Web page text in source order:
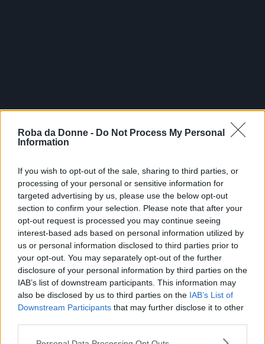
Roba da Donne - Do Not Process My Personal
Information
If you wish to opt-out of the sale, sharing to third parties, or
processing of your personal or sensitive information for
targeted advertising by us, please use the below opt-out
section to confirm your selection. Please note that after your
opt-out request is processed you may continue seeing
interest-based ads based on personal information utilized by
us or personal information disclosed to third parties prior to
your opt-out. You may separately opt-out of the further
disclosure of your personal information by third parties on the
IAB’s list of downstream participants. This information may
also be disclosed by us to third parties on the IAB’s List of
Downstream Participants that may further disclose it to other
Please note that this website/app uses one or more Google